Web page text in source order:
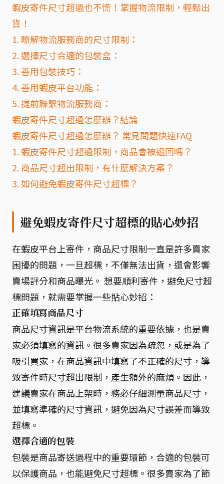
蝦皮寄件尺寸超過也不慌！掌握物流限制，輕鬆出
貨！
1. 瞭解物流服務商的尺寸限制：
2. 選擇尺寸合適的包裝盒：
3. 善用包裝技巧：
4. 善用蝦皮平台功能：
5. 提前聯繫物流服務商：
蝦皮寄件尺寸超過怎麼辦？結論
蝦皮寄件尺寸超過怎麼辦？ 常見問題快速FAQ
1. 蝦皮寄件尺寸超過限制，商品會被退回嗎？
2. 商品尺寸超出限制，有什麼解決方案？
3. 如何避免蝦皮寄件尺寸超標？
避免蝦皮寄件尺寸超標的貼心妙招
在蝦皮平台上寄件，商品尺寸限制一直是許多賣家
困擾的問題，一旦超標，不僅無法出貨，還會影響
賣場評分和商品曝光。 想要順利寄件，避免尺寸超
標問題，就需要掌握一些貼心妙招：
正確填寫商品尺寸
商品尺寸資訊是平台物流系統的重要依據，也是賣
家必須填寫的資訊。很多賣家因為疏忽，或是為了
吸引買家，在商品資訊中填寫了不正確的尺寸，導
致寄件時尺寸超出限制，產生額外的麻煩。因此，
建議賣家在商品上架時，務必仔細測量商品尺寸，
並填寫準確的尺寸資訊，避免因為尺寸誤差而導致
超標。
選擇合適的包裝
包裝是商品寄送過程中的重要環節，合適的包裝可
以保護商品，也能避免尺寸超標。很多賣家為了節